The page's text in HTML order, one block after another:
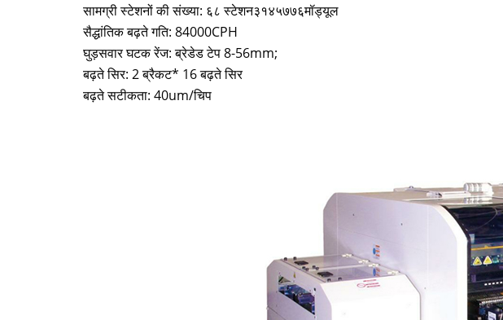
सामग्री स्टेशनों की संख्या: ६८ स्टेशन३१४५७७६मॉड्यूल
सैद्धांतिक बढ़ते गति: 84000CPH
घुड़सवार घटक रेंज: ब्रेडेड टेप 8-56mm;
बढ़ते सिर: 2 ब्रैकट* 16 बढ़ते सिर
बढ़ते सटीकता: 40um/चिप